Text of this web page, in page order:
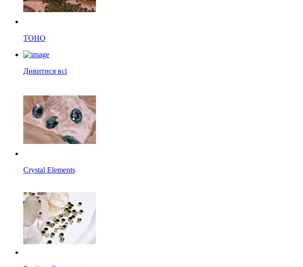
TOHO
Дивитися всі
Crystal Elements